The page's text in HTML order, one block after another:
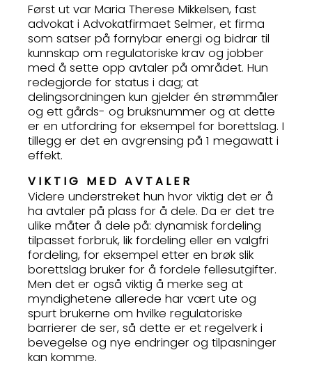
Først ut var Maria Therese Mikkelsen, fast
advokat i Advokatfirmaet Selmer, et firma
som satser på fornybar energi og bidrar til
kunnskap om regulatoriske krav og jobber
med å sette opp avtaler på området. Hun
redegjorde for status i dag; at
delingsordningen kun gjelder én strømmåler
og ett gårds- og bruksnummer og at dette
er en utfordring for eksempel for borettslag. I
tillegg er det en avgrensing på 1 megawatt i
effekt.
VIKTIG MED AVTALER
Videre understreket hun hvor viktig det er å
ha avtaler på plass for å dele. Da er det tre
ulike måter å dele på: dynamisk fordeling
tilpasset forbruk, lik fordeling eller en valgfri
fordeling, for eksempel etter en brøk slik
borettslag bruker for å fordele fellesutgifter.
Men det er også viktig å merke seg at
myndighetene allerede har vært ute og
spurt brukerne om hvilke regulatoriske
barrierer de ser, så dette er et regelverk i
bevegelse og nye endringer og tilpasninger
kan komme.